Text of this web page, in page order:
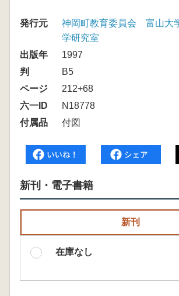
発行元
神岡町教育委員会 富山大
学研究室
出版年
1997
判
B5
ページ
212+68
六一ID
N18778
付属品
付図
新刊・電子書籍
新刊
在庫なし